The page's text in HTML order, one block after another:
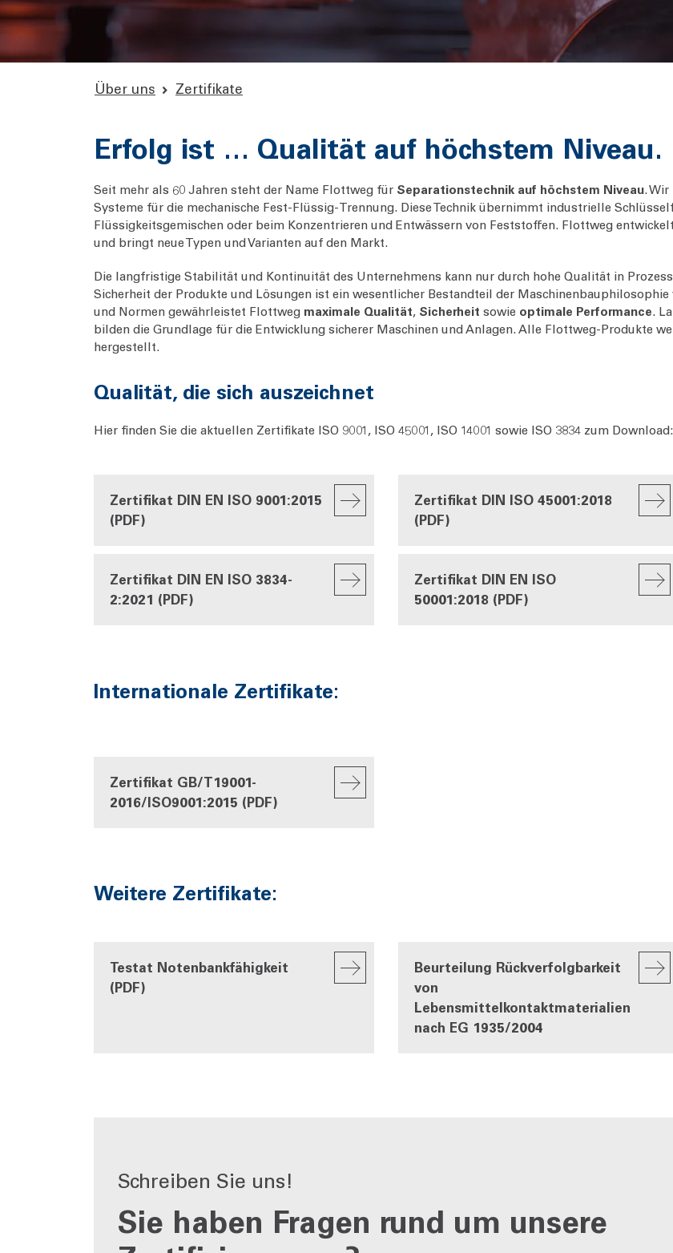
Über uns Zertifikate
Erfolg ist … Qualität auf höchstem Niveau.
Seit mehr als 60 Jahren steht der Name Flottweg für Separationstechnik auf höchstem Niveau.
Systeme für die mechanische Fest-Flüssig-Trennung. Diese Technik übernimmt industrielle
Flüssigkeitsgemischen oder beim Konzentrieren und Entwässern von Feststoffen. Flottweg
und bringt neue Typen und Varianten auf den Markt.
Die langfristige Stabilität und Kontinuität des Unternehmens kann nur durch hohe Qualität in
Sicherheit der Produkte und Lösungen ist ein wesentlicher Bestandteil der
und Normen gewährleistet Flottweg maximale Qualität, Sicherheit sowie optimale Performance.
bilden die Grundlage für die Entwicklung sicherer Maschinen und Anlagen. Alle Flottweg-Produkte
hergestellt.
Qualität, die sich auszeichnet
Hier finden Sie die aktuellen Zertifikate ISO 9001, ISO 45001, ISO 14001 sowie ISO 3834 zum Download:
Zertifikat DIN EN ISO 9001:2015
(PDF)
Zertifikat DIN ISO 45001:2018
(PDF)
Zertifikat DIN EN ISO 3834-
2:2021 (PDF)
Zertifikat DIN EN ISO
50001:2018 (PDF)
Internationale Zertifikate:
Zertifikat GB/T19001-
2016/ISO9001:2015 (PDF)
Weitere Zertifikate:
Testat Notenbankfähigkeit
(PDF)
Beurteilung Rückverfolgbarkeit
von
Lebensmittelkontaktmaterialien
nach EG 1935/2004
Schreiben Sie uns!
Sie haben Fragen rund um unsere